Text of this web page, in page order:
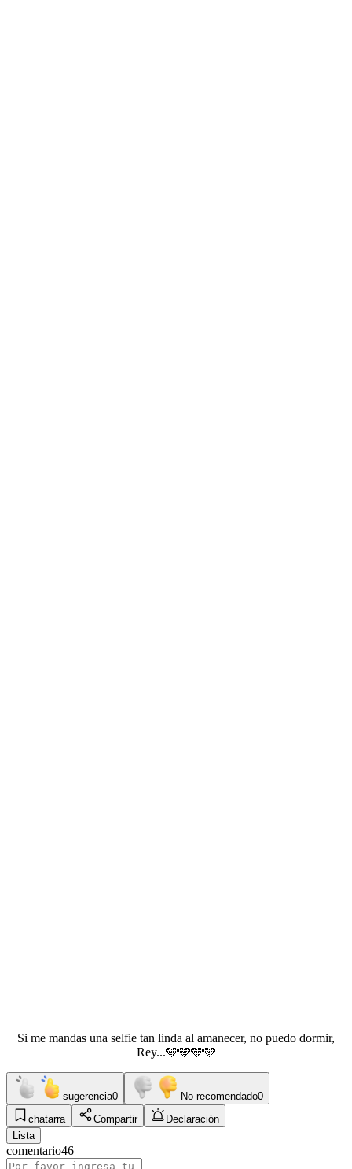
Si me mandas una selfie tan linda al amanecer, no puedo dormir,
Rey...🩵🩵🩵🩵
sugerencia0 No recomendado0
chatarra
Compartir
Declaración
Lista
comentario46